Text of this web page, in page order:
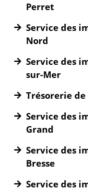
Perret
Service des
Nord
Service des
sur-Mer
Trésorerie
Service des
Grand
Service des
Bresse
Service des